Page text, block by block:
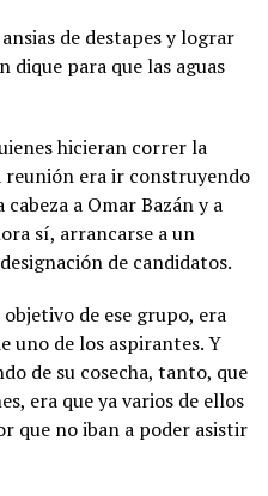
de destapes y lograr
para que las aguas
hicieran correr la
reunión era ir construyendo
a Omar Bazán y a
sí, arrancarse a un
de candidatos.
de ese grupo, era
uno de los aspirantes. Y
de su cosecha, tanto, que
era que ya varios de ellos
que no iban a poder asistir